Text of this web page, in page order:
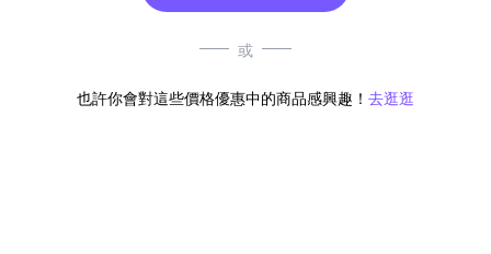
或
也許你會對這些價格優惠中的商品感興趣！ 去逛逛